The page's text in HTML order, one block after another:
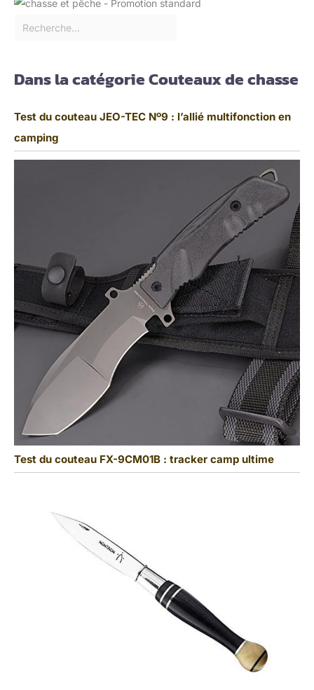
Dans la catégorie Couteaux de chasse
Test du couteau JEO-TEC Nº9 : l’allié multifonction en
camping
Test du couteau FX-9CM01B : tracker camp ultime